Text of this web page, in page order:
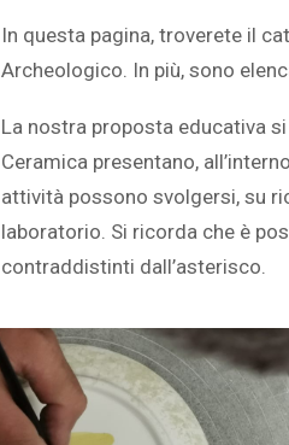
In questa pagina, troverete il
Archeologico. In più, sono
La nostra proposta educativa
Ceramica presentano,
attività possono svolgersi, su
laboratorio. Si ricorda che è
contraddistinti dall’asterisco.